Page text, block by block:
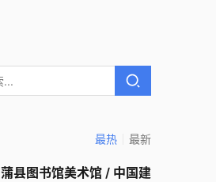
最热 最新
蒲县图书馆美术馆 / 中国建